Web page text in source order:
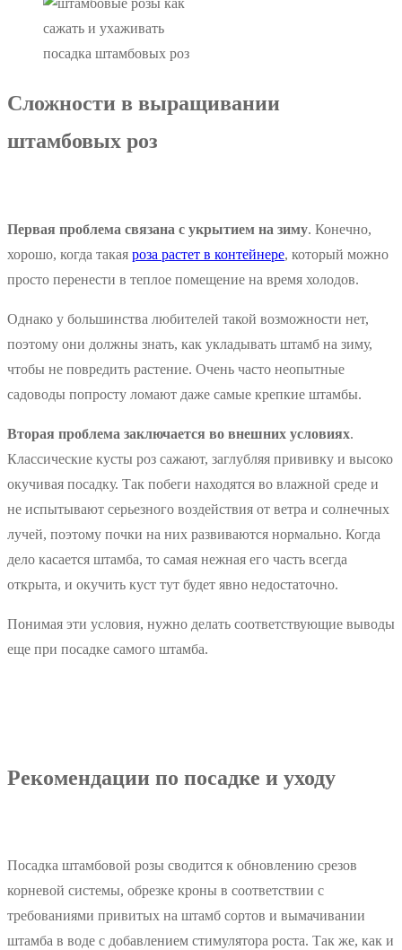
посадка штамбовых роз
Сложности в выращивании
штамбовых роз
Первая проблема связана с укрытием на зиму. Конечно,
хорошо, когда такая роза растет в контейнере, который можно
просто перенести в теплое помещение на время холодов.
Однако у большинства любителей такой возможности нет,
поэтому они должны знать, как укладывать штамб на зиму,
чтобы не повредить растение. Очень часто неопытные
садоводы попросту ломают даже самые крепкие штамбы.
Вторая проблема заключается во внешних условиях.
Классические кусты роз сажают, заглубляя прививку и высоко
окучивая посадку. Так побеги находятся во влажной среде и
не испытывают серьезного воздействия от ветра и солнечных
лучей, поэтому почки на них развиваются нормально. Когда
дело касается штамба, то самая нежная его часть всегда
открыта, и окучить куст тут будет явно недостаточно.
Понимая эти условия, нужно делать соответствующие выводы
еще при посадке самого штамба.
Рекомендации по посадке и уходу
Посадка штамбовой розы сводится к обновлению срезов
корневой системы, обрезке кроны в соответствии с
требованиями привитых на штамб сортов и вымачивании
штамба в воде с добавлением стимулятора роста. Так же, как и